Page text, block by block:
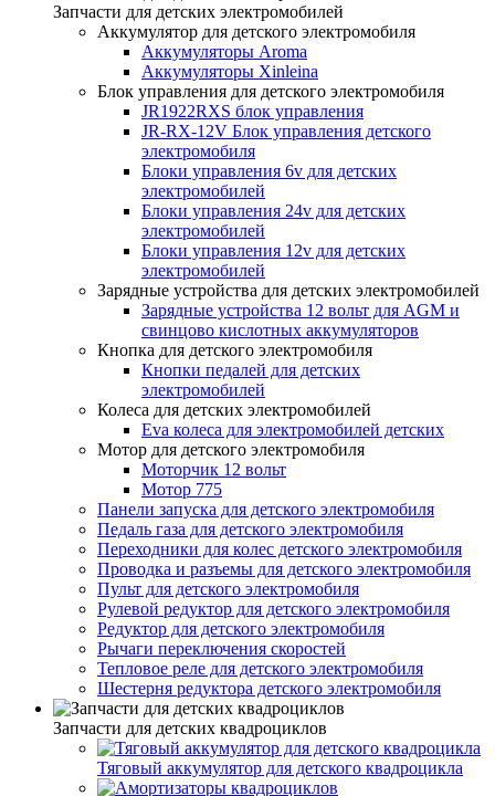
Запчасти для детских электромобилей
Аккумулятор для детского электромобиля
Аккумуляторы Aroma
Аккумуляторы Xinleina
Блок управления для детского электромобиля
JR1922RXS блок управления
JR-RX-12V Блок управления детского
электромобиля
Блоки управления 6v для детских
электромобилей
Блоки управления 24v для детских
электромобилей
Блоки управления 12v для детских
электромобилей
Зарядные устройства для детских электромобилей
Зарядные устройства 12 вольт для AGM и
свинцово кислотных аккумуляторов
Кнопка для детского электромобиля
Кнопки педалей для детских
электромобилей
Колеса для детских электромобилей
Eva колеса для электромобилей детских
Мотор для детского электромобиля
Моторчик 12 вольт
Мотор 775
Панели запуска для детского электромобиля
Педаль газа для детского электромобиля
Переходники для колес детского электромобиля
Проводка и разъемы для детского электромобиля
Пульт для детского электромобиля
Рулевой редуктор для детского электромобиля
Редуктор для детского электромобиля
Рычаги переключения скоростей
Тепловое реле для детского электромобиля
Шестерня редуктора детского электромобиля
Запчасти для детских квадроциклов
Тяговый аккумулятор для детского квадроцикла